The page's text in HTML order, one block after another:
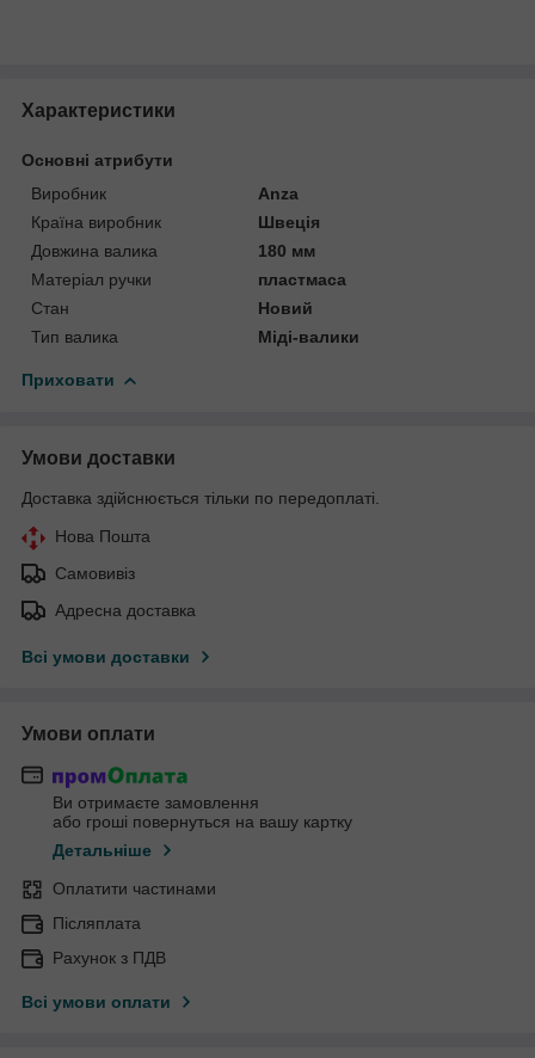
Характеристики
Основні атрибути
Виробник
Anza
Країна виробник
Швеція
Довжина валика
180 мм
Матеріал ручки
пластмаса
Стан
Новий
Тип валика
Міді-валики
Приховати
Умови доставки
Доставка здійснюється тільки по передоплаті.
Нова Пошта
Самовивіз
Адресна доставка
Всі умови доставки
Умови оплати
Ви отримаєте замовлення
або гроші повернуться на вашу картку
Детальніше
Оплатити частинами
Післяплата
Рахунок з ПДВ
Всі умови оплати